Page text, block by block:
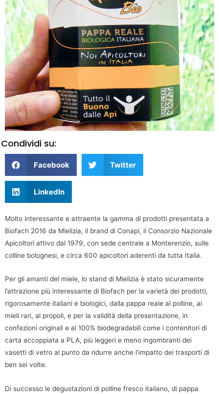
Condividi su:
Facebook Twitter
LinkedIn
Molto interessante e attraente la gamma di prodotti presentata a
Biofach 2016 da Mielizia, il brand di Conapi, il Consorzio Nazionale
Apicoltori attivo dal 1979, con sede centrale a Monterenzio, sulle
colline bolognesi, e circa 600 apicoltori aderenti da tutta Italia.
Per gli amanti del miele, lo stand di Mielizia è stato sicuramente
l’attrazione più interessante di Biofach per la varietà dei prodotti,
rigorosamente italiani e biologici, dalla pappa reale al polline, ai
mieli rari, al propoli, e per la validità della presentazione, in
confezioni originali e al 100% biodegradabili come i contenitori di
carta accoppiata a PLA, più leggeri e meno ingombranti dei
vasetti di vetro al punto da ridurre anche l’impatto dei trasporti di
ben sei volte.
Di successo le degustazioni di polline fresco italiano, di pappa